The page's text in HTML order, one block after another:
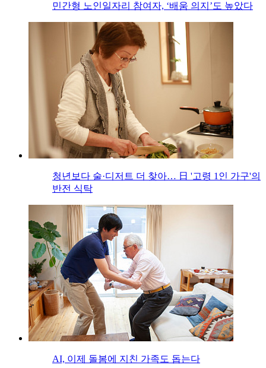
민간형 노인일자리 참여자, ‘배움 의지’도 높았다
청년보다 술·디저트 더 찾아… 日 '고령 1인 가구'의
반전 식탁
AI, 이제 돌봄에 지친 가족도 돕는다